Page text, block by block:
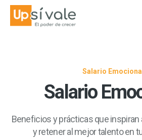
Salario Emocional
Salario
Beneficios y prácticas que inspiran
y retener al mejor talento en